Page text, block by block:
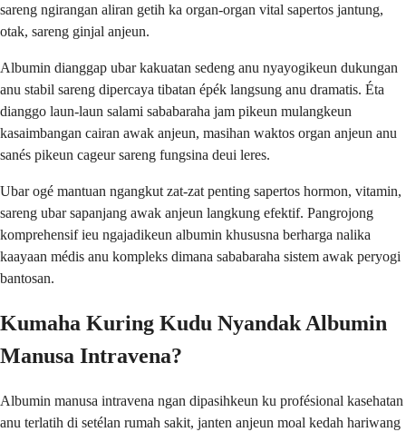
sareng ngirangan aliran getih ka organ-organ vital sapertos jantung,
otak, sareng ginjal anjeun.
Albumin dianggap ubar kakuatan sedeng anu nyayogikeun dukungan
anu stabil sareng dipercaya tibatan épék langsung anu dramatis. Éta
dianggo laun-laun salami sababaraha jam pikeun mulangkeun
kasaimbangan cairan awak anjeun, masihan waktos organ anjeun anu
sanés pikeun cageur sareng fungsina deui leres.
Ubar ogé mantuan ngangkut zat-zat penting sapertos hormon, vitamin,
sareng ubar sapanjang awak anjeun langkung efektif. Pangrojong
komprehensif ieu ngajadikeun albumin khususna berharga nalika
kaayaan médis anu kompleks dimana sababaraha sistem awak peryogi
bantosan.
Kumaha Kuring Kudu Nyandak Albumin
Manusa Intravena?
Albumin manusa intravena ngan dipasihkeun ku profésional kasehatan
anu terlatih di setélan rumah sakit, janten anjeun moal kedah hariwang